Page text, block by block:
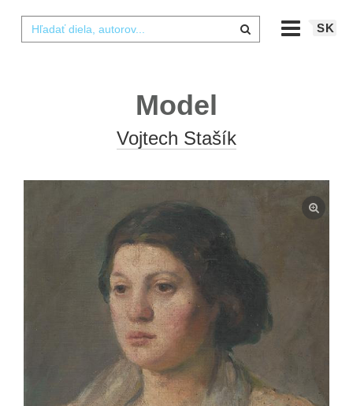
SK
Model
Vojtech Stašík